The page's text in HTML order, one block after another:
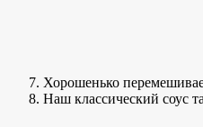
Хорошенько
Наш классический соус